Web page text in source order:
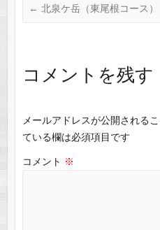
← 北泉ケ岳（東尾根コース）
コメントを残す
メールアドレスが公開される
ている欄は必須項目です
コメント ※